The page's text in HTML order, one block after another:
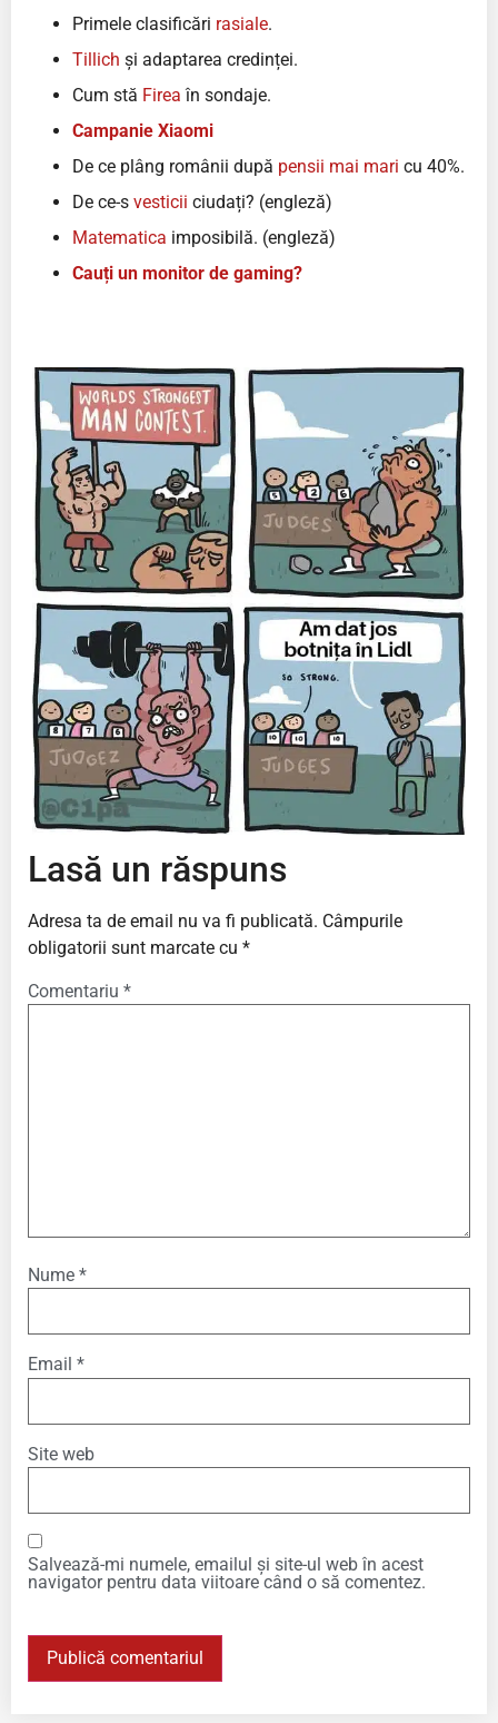
Primele clasificări rasiale.
Tillich și adaptarea credinței.
Cum stă Firea în sondaje.
Campanie Xiaomi
De ce plâng românii după pensii mai mari cu 40%.
De ce-s vesticii ciudați? (engleză)
Matematica imposibilă. (engleză)
Cauți un monitor de gaming?
Lasă un răspuns
Adresa ta de email nu va fi publicată. Câmpurile
obligatorii sunt marcate cu *
Comentariu *
Nume *
Email *
Site web
Salvează-mi numele, emailul și site-ul web în acest
navigator pentru data viitoare când o să comentez.